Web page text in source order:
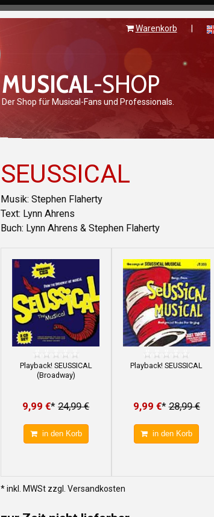
MUSICAL-SHOP
Warenkorb
Der Shop für Musical-Fans und Professionals.
SEUSSICAL
Musik: Stephen Flaherty
Text: Lynn Ahrens
Buch: Lynn Ahrens & Stephen Flaherty
Playback! SEUSSICAL
(Broadway)
9,99 €*24,99 €
in den Korb
Playback! SEUSSICAL
9,99 €*28,99 €
in den Korb
* inkl. MWSt zzgl. Versandkosten